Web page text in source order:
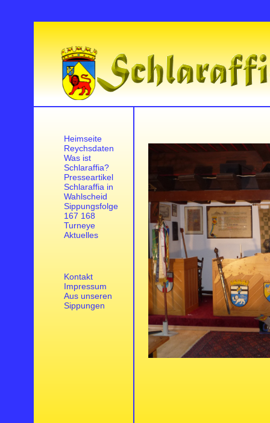
Heimseite
Reychsdaten
Was ist
Schlaraffia?
Presseartikel
Schlaraffia in
Wahlscheid
Sippungsfolge
167 168
Turneye
Aktuelles
Kontakt
Impressum
Aus unseren
Sippungen